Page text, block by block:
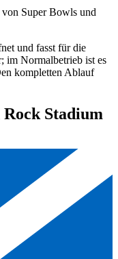
Super Bowls und
und fasst für die
im Normalbetrieb ist es
kompletten Ablauf
Stadium